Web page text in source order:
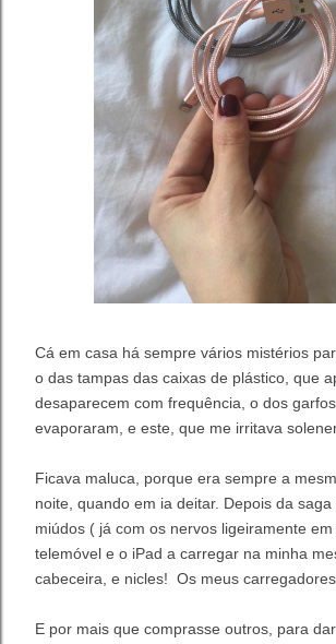
Cá em casa há sempre vários mistérios
o das tampas das caixas de plástico, que
desaparecem com frequência, o dos
evaporaram, e este, que me irritava
Ficava maluca, porque era sempre a
noite, quando em ia deitar. Depois da
miúdos ( já com os nervos ligeiramente
telemóvel e o iPad a carregar na minha
cabeceira, e nicles! Os meus
E por mais que comprasse outros, para